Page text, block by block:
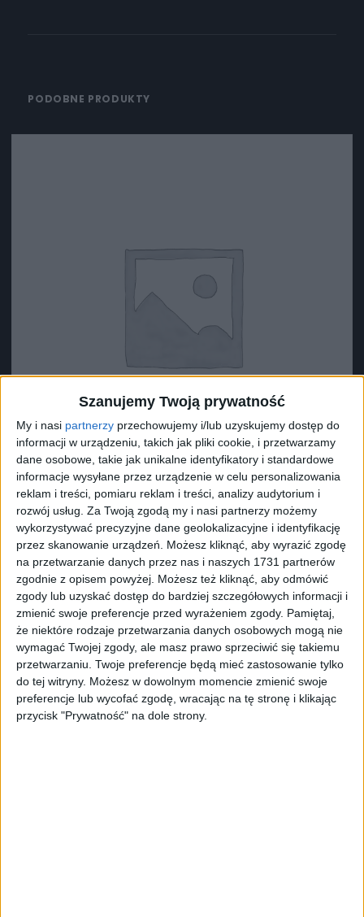
Szanujemy Twoją prywatność
My i nasi partnerzy przechowujemy i/lub uzyskujemy dostęp do
informacji w urządzeniu, takich jak pliki cookie, i przetwarzamy
dane osobowe, takie jak unikalne identyfikatory i standardowe
informacje wysyłane przez urządzenie w celu personalizowania
reklam i treści, pomiaru reklam i treści, analizy audytorium i
rozwój usług. Za Twoją zgodą my i nasi partnerzy możemy
wykorzystywać precyzyjne dane geolokalizacyjne i identyfikację
przez skanowanie urządzeń. Możesz kliknąć, aby wyrazić zgodę
na przetwarzanie danych przez nas i naszych 1731 partnerów
zgodnie z opisem powyżej. Możesz też kliknąć, aby odmówić
zgody lub uzyskać dostęp do bardziej szczegółowych informacji i
zmienić swoje preferencje przed wyrażeniem zgody. Pamiętaj,
że niektóre rodzaje przetwarzania danych osobowych mogą nie
wymagać Twojej zgody, ale masz prawo sprzeciwić się takiemu
przetwarzaniu. Twoje preferencje będą mieć zastosowanie tylko
do tej witryny. Możesz w dowolnym momencie zmienić swoje
preferencje lub wycofać zgodę, wracając na tę stronę i klikając
przycisk "Prywatność" na dole strony.
PODOBNE PRODUKTY
Surron Podkładka 2 (?34*?29*15)
8,73zł
ZOBACZ WIĘCEJ